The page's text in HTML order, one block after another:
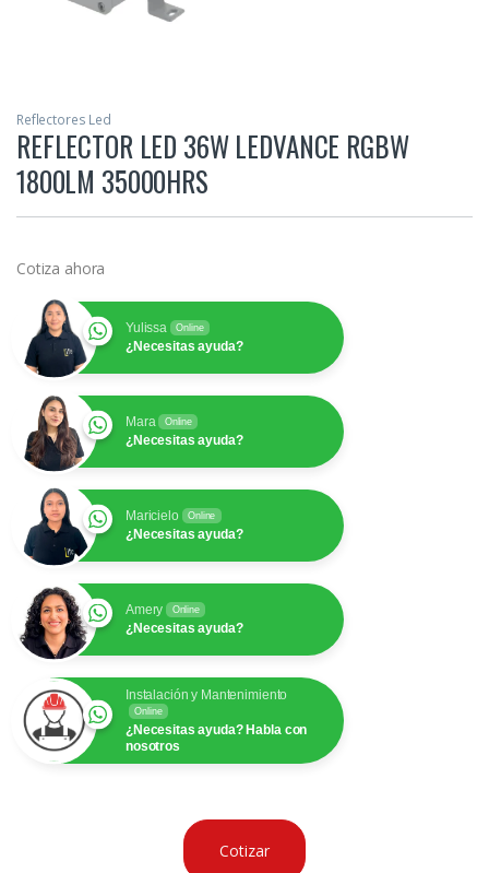
Reflectores Led
REFLECTOR LED 36W LEDVANCE RGBW
1800LM 35000HRS
Cotiza ahora
Yulissa Online
¿Necesitas ayuda?
Mara Online
¿Necesitas ayuda?
Maricielo Online
¿Necesitas ayuda?
Amery Online
¿Necesitas ayuda?
Instalación y Mantenimiento
Online
¿Necesitas ayuda? Habla con
nosotros
Cotizar